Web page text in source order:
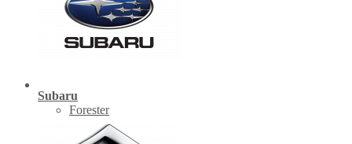
Subaru
Forester